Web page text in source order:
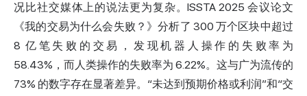
况比社交媒体上的说法更为复杂。ISSTA 2025 会议论文
《我的交易为什么会失败？》分析了 300 万个区块中超过
8 亿笔失败的交易，发现机器人操作的失败率为
58.43%，而人类操作的失败率为 6.22%。这与广为流传的
73% 的数字存在显著差异。“未达到预期价格或利润”和“交